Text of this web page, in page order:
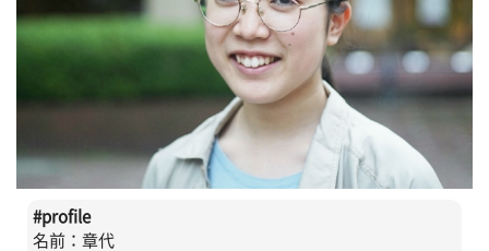
#profile
名前：章代